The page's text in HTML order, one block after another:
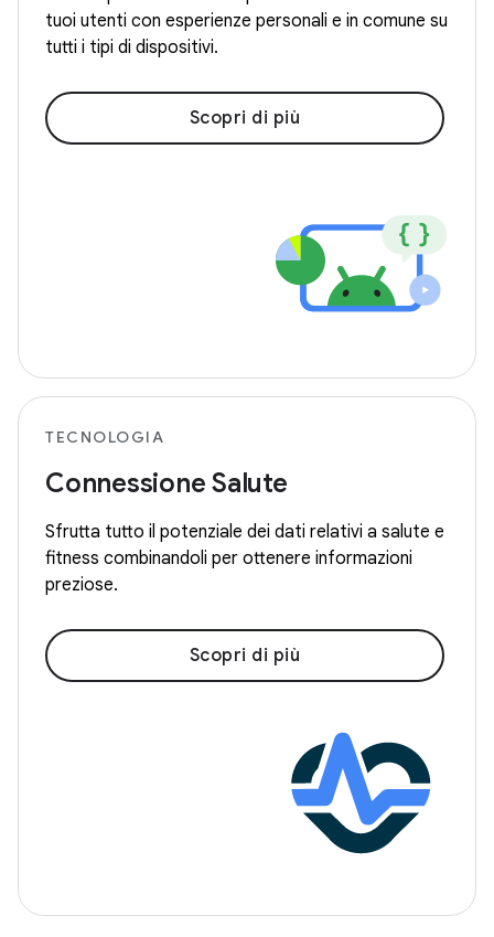
tuoi utenti con esperienze personali e in comune su
tutti i tipi di dispositivi.
Scopri di più
TECNOLOGIA
Connessione Salute
Sfrutta tutto il potenziale dei dati relativi a salute e
fitness combinandoli per ottenere informazioni
preziose.
Scopri di più